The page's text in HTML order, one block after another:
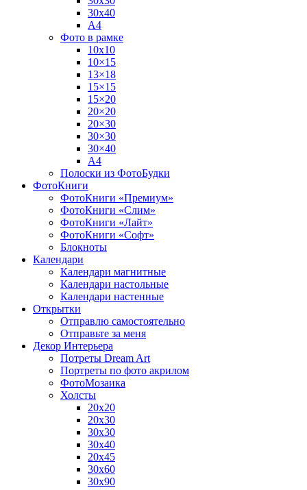
30х40
А4
Фото в рамке
10х10
10×15
13×18
15×15
15×20
20×20
20×30
30×30
30×40
A4
Полоски из ФотоБудки
ФотоКниги
ФотоКниги «Премиум»
ФотоКниги «Слим»
ФотоКниги «Лайт»
ФотоКниги «Софт»
Блокноты
Календари
Календари магнитные
Календари настольные
Календари настенные
Открытки
Отправлю самостоятельно
Отправьте за меня
Декор Интерьера
Потреты Dream Art
Портреты по фото акрилом
ФотоМозаика
Холсты
20х20
20х30
30х30
30х40
20х45
30х60
30х90